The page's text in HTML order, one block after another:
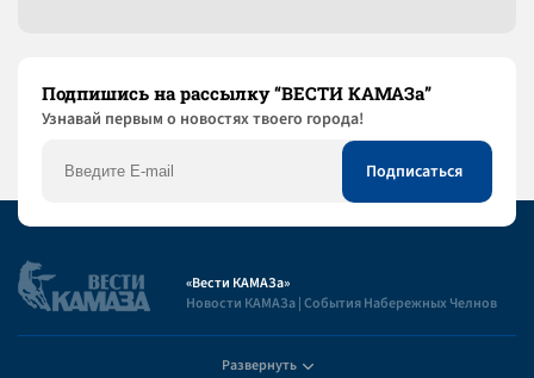
Подпишись на рассылку “ВЕСТИ КАМАЗа”
Узнaвай первым о новостях твоего города!
«Вести КАМАЗа»
Новости КАМАЗа | События Набережных Челнов
Развернуть